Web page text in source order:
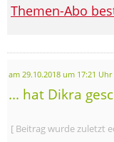
Themen-Abo
am 29.10.2018 um 17:21 Uhr
... hat Dikra
[ Beitrag wurde zuletzt